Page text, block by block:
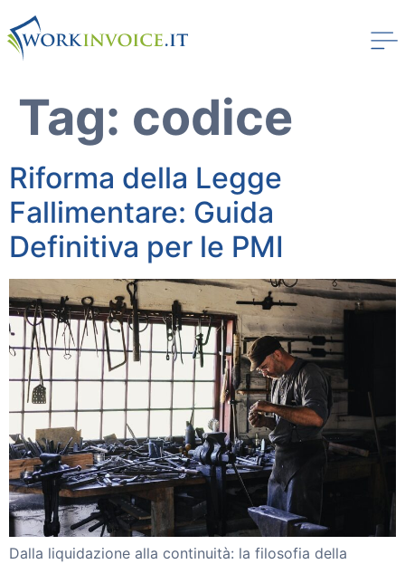
Workinvoice
Chi Siamo
I nostri clienti
Stampa
Soluzioni
Invoice Trading
Smart Reverse
Partnership
Partner
Investitori
Blog
Contattaci
Tag: codice
Riforma della Legge
Fallimentare: Guida
Definitiva per le PMI
Dalla liquidazione alla continuità: la filosofia della